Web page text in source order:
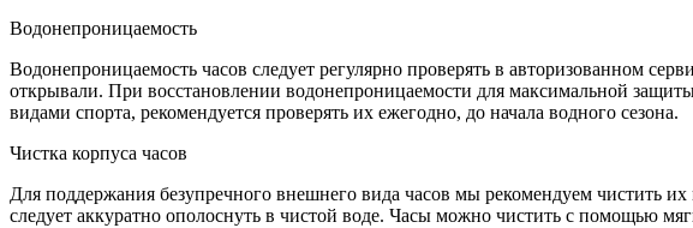
Водонепроницаемость
Водонепроницаемость часов следует регулярно проверять в авторизованном
открывали. При восстановлении водонепроницаемости для максимальной
видами спорта, рекомендуется проверять их ежегодно, до начала водного сезона.
Чистка корпуса часов
Для поддержания безупречного внешнего вида часов мы рекомендуем чистить
следует аккуратно ополоснуть в чистой воде. Часы можно чистить с помощью